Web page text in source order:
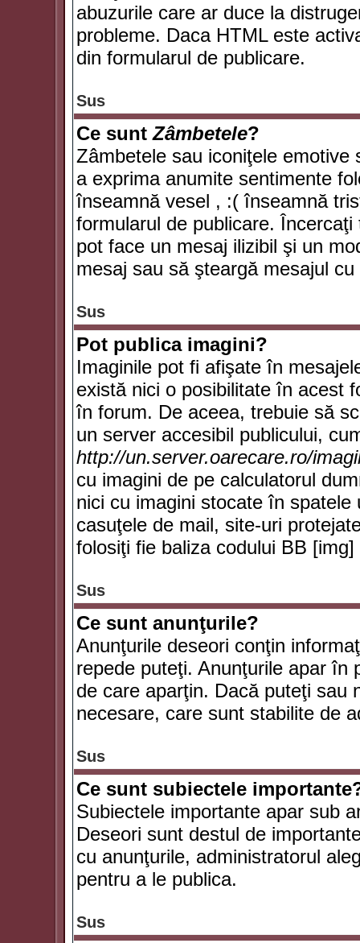
abuzurile care ar duce la
probleme. Daca HTML este
din formularul de publicare.
Sus
Ce suntZâmbetele?
Zâmbetele sau iconiţele
a exprima anumite sentimente
înseamnă vesel , :( înseamnă
formularul de publicare.
pot face un mesaj ilizibil şi un
mesaj sau să şteargă mesajul cu
Sus
Pot publica imagini?
Imaginile pot fi afişate în
există nici o posibilitate în acest
în forum. De aceea, trebuie să
un server accesibil publicului,
http://un.server.oarecare.ro/
cu imagini de pe calculatorul
nici cu imagini stocate în
casuţele de mail, site-uri
folosiţi fie baliza codului BB
Sus
Ce sunt anunţurile?
Anunţurile deseori conţin
repede puteţi. Anunţurile apar în
de care aparţin. Dacă puteţi sau
necesare, care sunt stabilite de
Sus
Ce sunt subiectele
Subiectele importante apar sub
Deseori sunt destul de
cu anunţurile, administratorul
pentru a le publica.
Sus